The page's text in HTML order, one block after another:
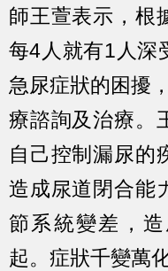
師王萱表示，根
每4人就有1人深
急尿症狀的困擾
療諮詢及治療。
自己控制漏尿的
造成尿道閉合能
節系統變差，
起。症狀千變萬